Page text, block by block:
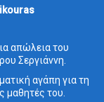
απώλεια του
Σεργιάννη.
αγάπη για τη
μαθητές του.